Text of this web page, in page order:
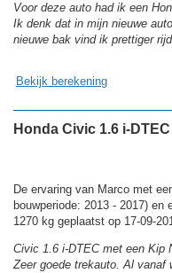
Voor deze auto had ik een
Ik denk dat in mijn nieuwe
nieuwe bak vind ik prettiger
Bekijk berekening
Honda Civic 1.6 i-
De ervaring van Marco met
bouwperiode: 2013 - 2017)
1270 kg geplaatst op 17-09-
Civic 1.6 i-DTEC met een Kip
Zeer goede trekauto. Al vanaf